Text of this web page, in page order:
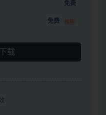
免费
免费 推荐
载